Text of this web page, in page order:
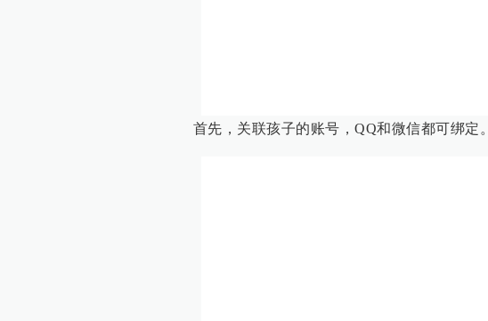
首先，关联孩子的账号，QQ和微信都可绑定。